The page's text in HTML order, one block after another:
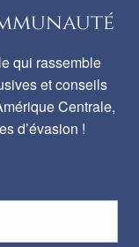
qui rassemble
et conseils
Centrale,
d’évasion !